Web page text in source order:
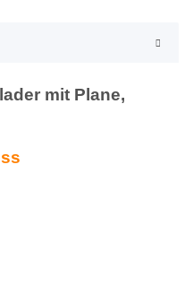
mit Plane,